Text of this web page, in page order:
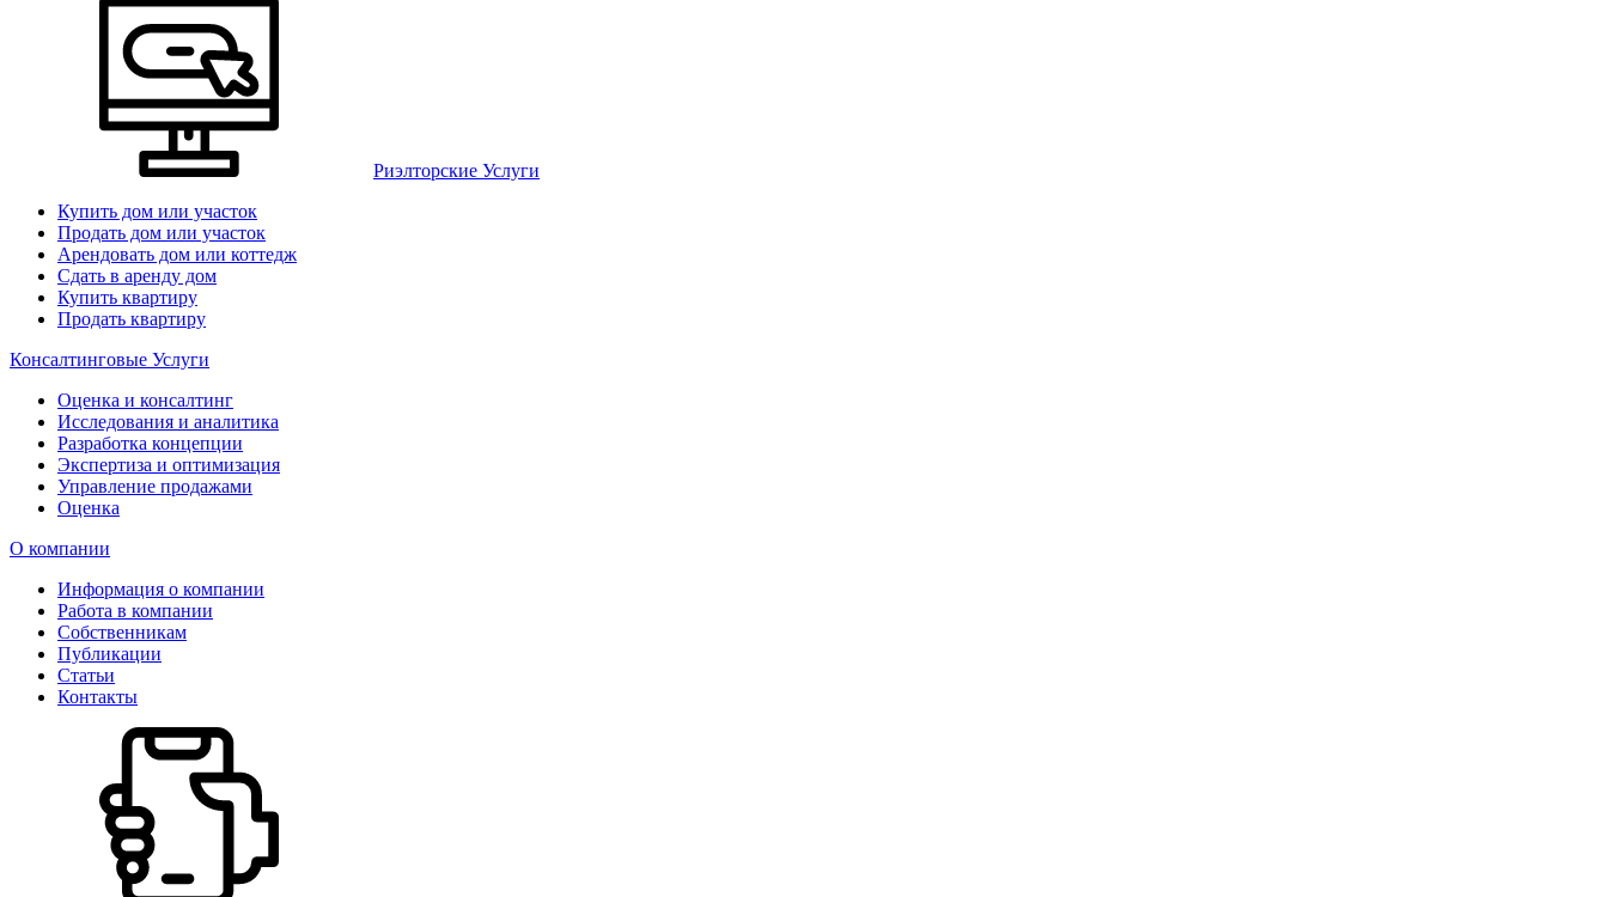
Риэлторские Услуги
Купить дом или участок
Продать дом или участок
Арендовать дом или коттедж
Сдать в аренду дом
Купить квартиру
Продать квартиру
Консалтинговые Услуги
Оценка и консалтинг
Исследования и аналитика
Разработка концепции
Экспертиза и оптимизация
Управление продажами
Оценка
О компании
Информация о компании
Работа в компании
Собственникам
Публикации
Статьи
Контакты